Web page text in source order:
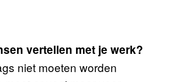
vertellen met je werk?
niet moeten worden